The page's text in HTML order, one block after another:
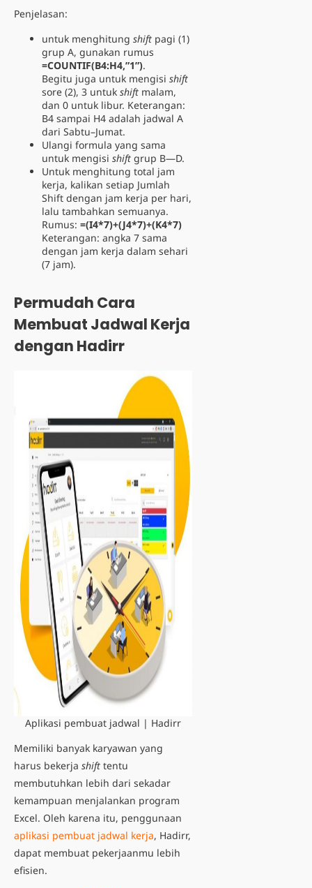
Penjelasan:
untuk menghitung shift pagi (1)
grup A, gunakan rumus
=COUNTIF(B4:H4,”1”).
Begitu juga untuk mengisi shift
sore (2), 3 untuk shift malam,
dan 0 untuk libur. Keterangan:
B4 sampai H4 adalah jadwal A
dari Sabtu–Jumat.
Ulangi formula yang sama
untuk mengisi shift grup B—D.
Untuk menghitung total jam
kerja, kalikan setiap Jumlah
Shift dengan jam kerja per hari,
lalu tambahkan semuanya.
Rumus: =(I4*7)+(J4*7)+(K4*7)
Keterangan: angka 7 sama
dengan jam kerja dalam sehari
(7 jam).
Permudah Cara
Membuat Jadwal Kerja
dengan Hadirr
Aplikasi pembuat jadwal | Hadirr
Memiliki banyak karyawan yang
harus bekerja shift tentu
membutuhkan lebih dari sekadar
kemampuan menjalankan program
Excel. Oleh karena itu, penggunaan
aplikasi pembuat jadwal kerja, Hadirr,
dapat membuat pekerjaanmu lebih
efisien.